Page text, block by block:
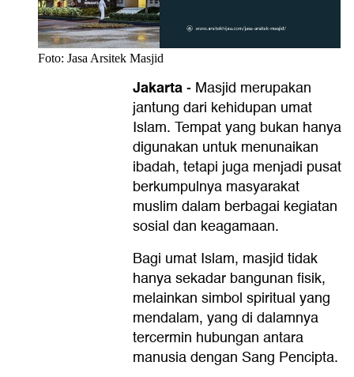
Foto: Jasa Arsitek Masjid
Jakarta- Masjid merupakan
jantung dari kehidupan umat
Islam. Tempat yang bukan hanya
digunakan untuk menunaikan
ibadah, tetapi juga menjadi pusat
berkumpulnya masyarakat
muslim dalam berbagai kegiatan
sosial dan keagamaan.
Bagi umat Islam, masjid tidak
hanya sekadar bangunan fisik,
melainkan simbol spiritual yang
mendalam, yang di dalamnya
tercermin hubungan antara
manusia dengan Sang Pencipta.